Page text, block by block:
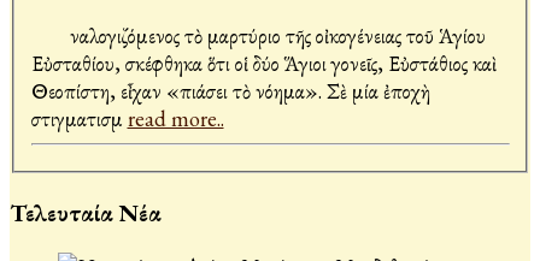
Ἀναλογιζόμενος τὸ μαρτύριο τῆς οἰκογένειας τοῦ Ἁγίου
Εὐσταθίου, σκέφθηκα ὅτι οἱ δύο Ἅγιοι γονεῖς, Εὐστάθιος καὶ
Θεοπίστη, εἶχαν «πιάσει τὸ νόημα». Σὲ μία ἐποχὴ
στιγματισμ read more..
Τελευταία Νέα